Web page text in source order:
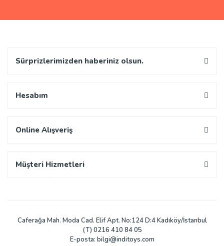
Sürprizlerimizden haberiniz olsun.
Hesabım
Online Alışveriş
Müşteri Hizmetleri
Caferağa Mah. Moda Cad. Elif Apt. No:124 D:4 Kadıköy/İstanbul
(T) 0216 410 84 05
E-posta: bilgi@inditoys.com